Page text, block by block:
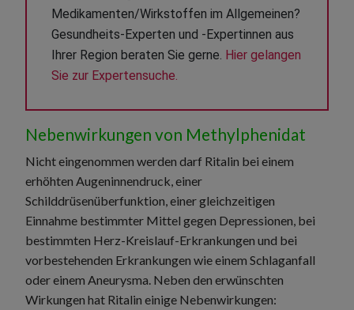
Medikamenten/Wirkstoffen im Allgemeinen?
Gesundheits-Experten und -Expertinnen aus
Ihrer Region beraten Sie gerne. Hier gelangen
Sie zur Expertensuche.
Nebenwirkungen von Methylphenidat
Nicht eingenommen werden darf Ritalin bei einem
erhöhten Augeninnendruck, einer
Schilddrüsenüberfunktion, einer gleichzeitigen
Einnahme bestimmter Mittel gegen Depressionen, bei
bestimmten Herz-Kreislauf-Erkrankungen und bei
vorbestehenden Erkrankungen wie einem Schlaganfall
oder einem Aneurysma. Neben den erwünschten
Wirkungen hat Ritalin einige Nebenwirkungen: